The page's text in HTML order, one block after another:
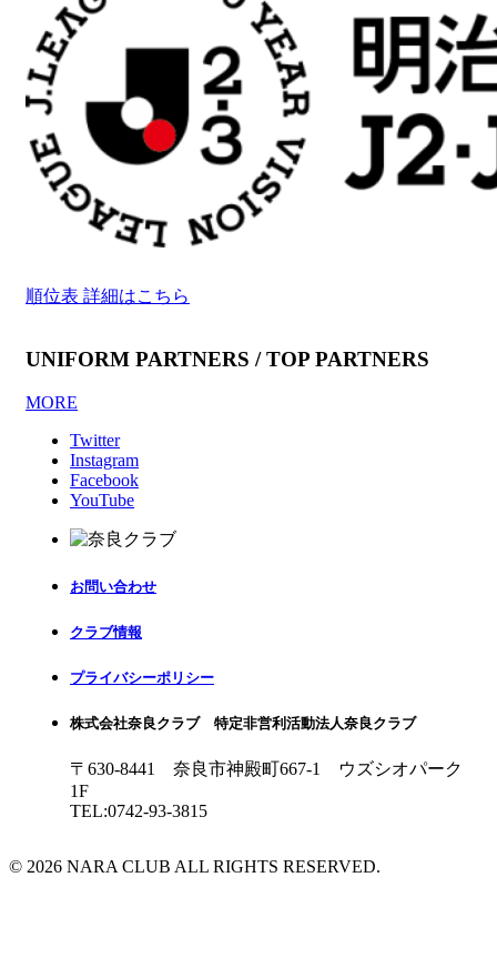
順位表 詳細はこちら
UNIFORM PARTNERS / TOP PARTNERS
MORE
Twitter
Instagram
Facebook
YouTube
お問い合わせ
クラブ情報
プライバシーポリシー
株式会社奈良クラブ 特定非営利活動法人奈良クラブ
〒630-8441 奈良市神殿町667-1
ウズシオパーク
1F
TEL:0742-93-3815
© 2026 NARA CLUB ALL RIGHTS RESERVED.